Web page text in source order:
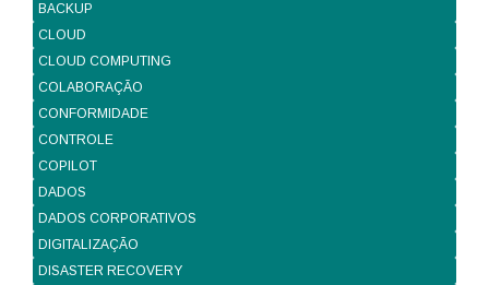
BACKUP
CLOUD
CLOUD COMPUTING
COLABORAÇÃO
CONFORMIDADE
CONTROLE
COPILOT
DADOS
DADOS CORPORATIVOS
DIGITALIZAÇÃO
DISASTER RECOVERY